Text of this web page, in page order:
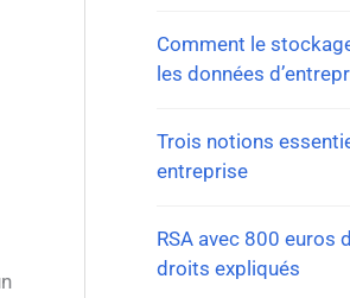
Comment le
les données
Trois notions
entreprise
RSA avec 800 euros
droits expliqués